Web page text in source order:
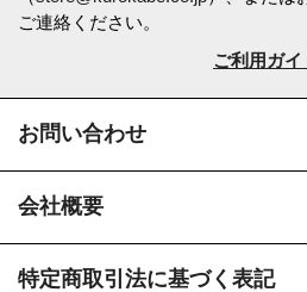
ご連絡ください。
ご利用ガイ
お問い合わせ
会社概要
特定商取引法に基づく表記